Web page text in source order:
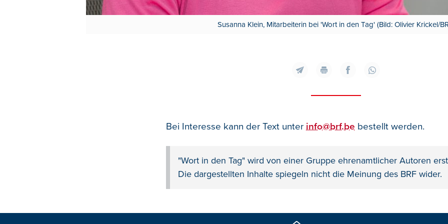
Susanna Klein, Mitarbeiterin bei 'Wort in den Tag' (Bild: Olivier Krickel/
Bei Interesse kann der Text unter info@brf.be bestellt werden.
"Wort in den Tag" wird von einer Gruppe ehrenamtlicher Autoren
Die dargestellten Inhalte spiegeln nicht die Meinung des BRF wider.